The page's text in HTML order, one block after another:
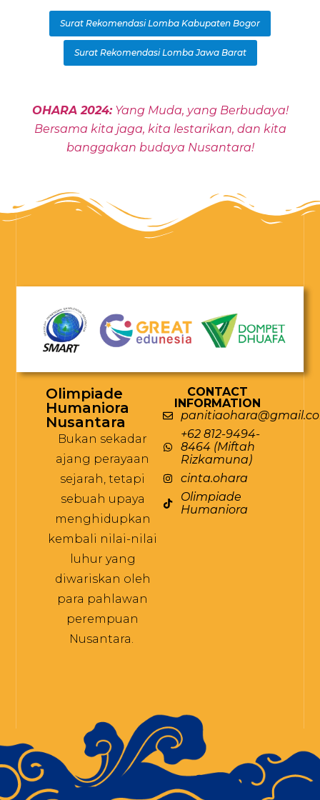
Surat Rekomendasi Lomba Kabupaten Bogor
Surat Rekomendasi Lomba Jawa Barat
OHARA 2024:Yang Muda, yang Berbudaya!
Bersama kita jaga, kita lestarikan, dan kita
banggakan budaya Nusantara!
Olimpiade
Humaniora
Nusantara
Bukan sekadar
ajang perayaan
sejarah, tetapi
sebuah upaya
menghidupkan
kembali nilai-nilai
luhur yang
diwariskan oleh
para pahlawan
perempuan
Nusantara.
CONTACT
INFORMATION
+62 812-9494-
8464 (Miftah
Rizkamuna)
cinta.ohara
Olimpiade
Humaniora